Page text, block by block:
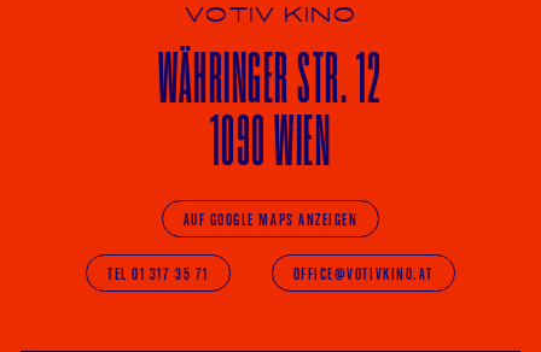
VOTIV KINO
WÄHRINGERSTR. 12
1090 WIEN
AUF GOOGLE MAPS ANZEIGEN
TEL 01 317 35 71 OFFICE@VOTIVKINO.AT